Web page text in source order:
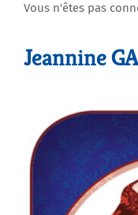
Agenda
Vous n'êtes pas
Jeannine